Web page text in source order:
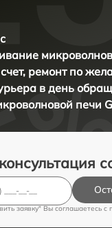
ремонт по
в день
печи
заявку" Вы соглашаетесь c